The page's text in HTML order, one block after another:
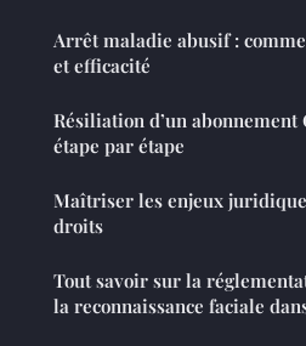
Arrêt maladie abusif :
et efficacité
Résiliation d’un abonnement
étape par étape
Maîtriser les enjeux
droits
Tout savoir sur la
la reconnaissance faciale